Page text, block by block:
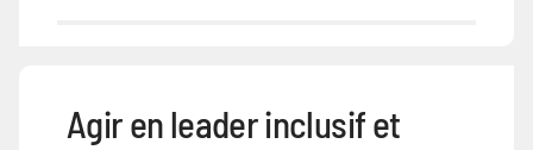
Agir en leader inclusif et